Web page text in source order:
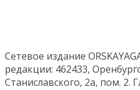
Сетевое издание
редакции: 462433,
Станиславского, 2а, пом.